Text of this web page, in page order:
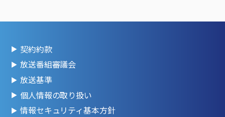
契約約款
放送番組審議会
放送基準
個人情報の取り扱い
情報セキュリティ基本方針